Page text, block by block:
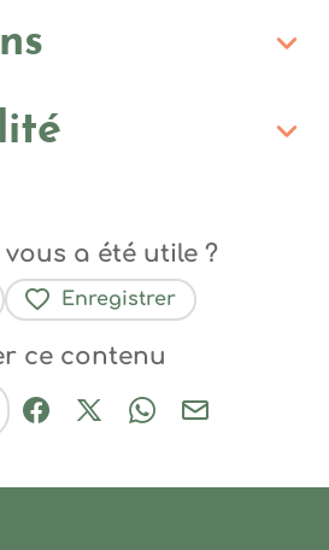
a été utile ?
Enregistrer
ce contenu
Partager sur Facebook
Partager sur X / Twitter
Partager sur
Partager par